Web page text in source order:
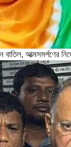
আত্মসমর্পণের